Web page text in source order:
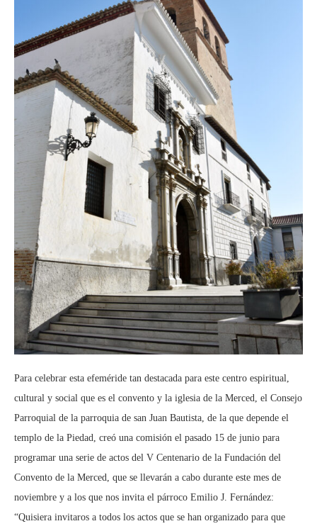
Para celebrar esta efeméride tan destacada para este centro espiritual,
cultural y social que es el convento y la iglesia de la Merced, el Consejo
Parroquial de la parroquia de san Juan Bautista, de la que depende el
templo de la Piedad, creó una comisión el pasado 15 de junio para
programar una serie de actos del V Centenario de la Fundación del
Convento de la Merced, que se llevarán a cabo durante este mes de
noviembre y a los que nos invita el párroco Emilio J. Fernández:
“Quisiera invitaros a todos los actos que se han organizado para que